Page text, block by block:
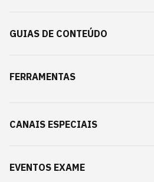
GUIAS DE CONTEÚDO
FERRAMENTAS
CANAIS ESPECIAIS
EVENTOS EXAME